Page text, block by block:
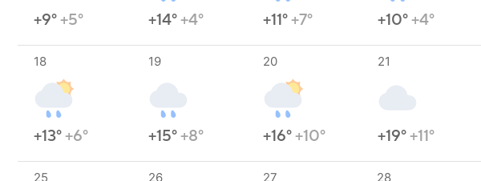
+9°+5° +14°+4° +11°+7° +10°+4°
18
+13°+6°
19
+15°+8°
20
+16°+10°
21
+19°+11°
25 26 27 28